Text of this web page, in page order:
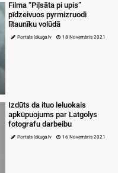
Filma “Piļsāta pi upis”
pīdzeivuos pyrmizruodi
lītaunīku volūdā
Portals lakuga.lv 18 Novembris 2021
Izdūts da ituo leluokais
apkūpuojums par Latgolys
fotografu darbeibu
Portals lakuga.lv 16 Novembris 2021